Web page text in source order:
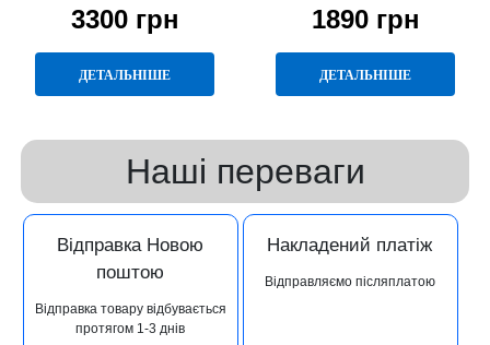
3300 грн
ДЕТАЛЬНІШЕ
1890 грн
ДЕТАЛЬНІШЕ
Наші переваги
Відправка Новою
поштою
Відправка товару відбувається
протягом 1-3 днів
Накладений платіж
Відправляємо післяплатою